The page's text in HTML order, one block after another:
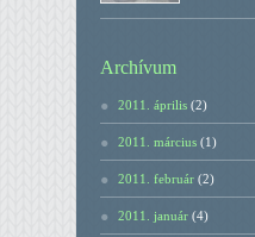
Archívum
2011. április (2)
2011. március (1)
2011. február (2)
2011. január (4)